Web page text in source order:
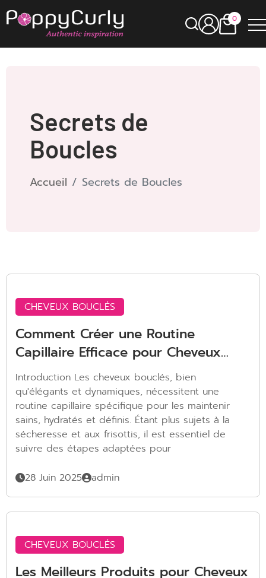
0
Secrets de
Boucles
Accueil Secrets de Boucles
CHEVEUX BOUCLÉS
Comment Créer une Routine
Capillaire Efficace pour Cheveux
Bouclés
Introduction Les cheveux bouclés, bien
qu'élégants et dynamiques, nécessitent une
routine capillaire spécifique pour les maintenir
sains, hydratés et définis. Étant plus sujets à la
sécheresse et aux frisottis, il est essentiel de
suivre des étapes adaptées pour
28 Juin 2025 admin
CHEVEUX BOUCLÉS
Les Meilleurs Produits pour Cheveux